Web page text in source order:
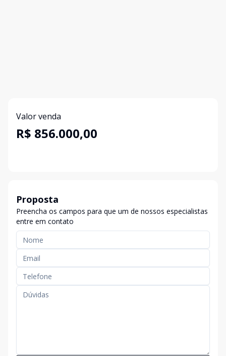
Valor venda
R$ 856.000,00
Proposta
Preencha os campos para que um de nossos especialistas
entre em contato